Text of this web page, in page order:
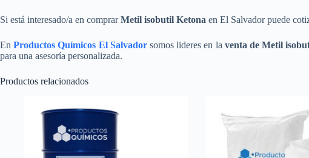
Si está interesado/a en comprarMetil isobutil Ketona en El Salvador puede
EnProductos Químicos El Salvadorsomos lideres en la venta de Metil
para una asesoría personalizada.
Productos relacionados